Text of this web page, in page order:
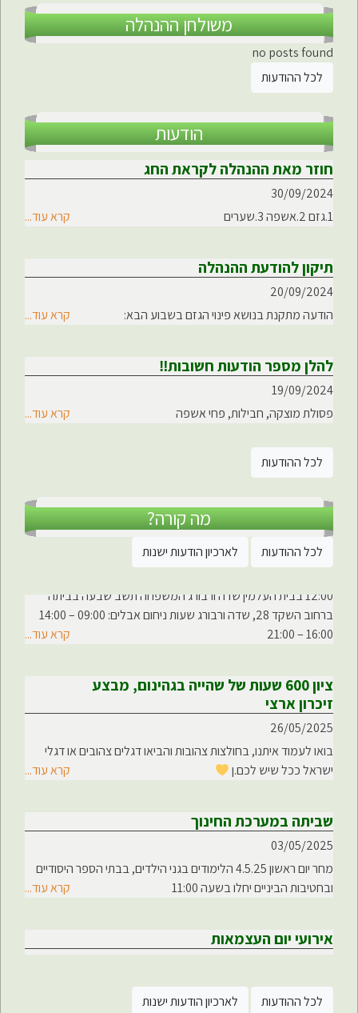
משולחן ההנהלה
no posts found
לכל ההודעות
הודעות
חוזר מאת ההנהלה לקראת החג
30/09/2024
1.גזם 2.אשפה 3.שערים
קרא עוד...
תיקון להודעת ההנהלה
20/09/2024
הודעה מתקנת בנושא פינוי הגזם בשבוע הבא:
קרא עוד...
להלן מספר הודעות חשובות‼
19/09/2024
פסולת מוצקה, חבילות, פחי אשפה
קרא עוד...
לכל ההודעות
מה קורה?
לכל ההודעות לארכיון הודעות ישנות
פרטי הלוויה סמל ראשון, יואב רוור ז"ל
07/06/2025
ציון 600 שעות של שהייה בגהינום, מבצע
זיכרון ארצי
26/05/2025
בואו לעמוד איתנו, בחולצות צהובות והביאו דגלים צהובים או דגלי
ישראל ככל שיש לכם.ן
שביתה במערכת החינוך
03/05/2025
מחר יום ראשון 4.5.25 הלימודים בגני הילדים, בבתי הספר היסודיים
ובחטיבות הביניים יחלו בשעה 11:00
28/04/2025
״רצים לזכרם.ן" בשלהי יום הזיכרון לחללי מערכות ישראל ולנפגעי
לכל ההודעות לארכיון הודעות ישנות